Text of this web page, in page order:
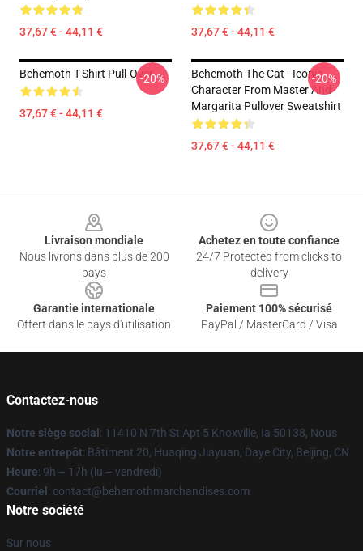
37,67 € - 44,11 € 37,67 € - 44,11 €
Behemoth T-Shirt Pull-Over
37,67 € - 44,11 €
-20%
Behemoth The Cat - Iconic
Character From Master And
Margarita Pullover Sweatshirt
37,67 € - 44,11 €
-20%
Livraison mondiale
Nous livrons dans plus de 200
pays
Achetez en toute confiance
24/7 Protected from clicks to
delivery
Garantie internationale
Offert dans le pays d'utilisation
Paiement 100% sécurisé
PayPal / MasterCard / Visa
Contactez-nous
Notre siège social : 11410 N 7th St Apt 5 Knoxville, Ia 50138, Nous
Notre entrepôt: Bâtiment 20, Huaqing Jiayuan, Daye City, Beijing, CN
Heure: 9h – 17h (lu – vendredi)
Courriel : contact@behemothmarchandises.com
Notre société
Sur nous